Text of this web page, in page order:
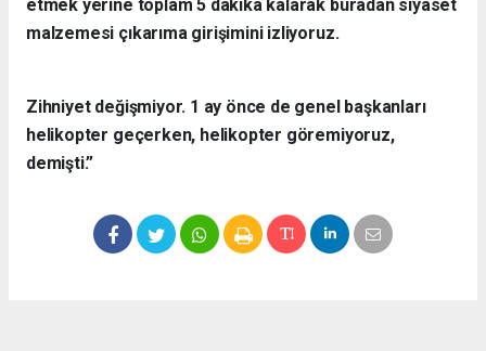
etmek yerine toplam 5 dakika kalarak buradan siyaset
malzemesi çıkarıma girişimini izliyoruz.
Zihniyet değişmiyor. 1 ay önce de genel başkanları
helikopter geçerken, helikopter göremiyoruz,
demişti.”